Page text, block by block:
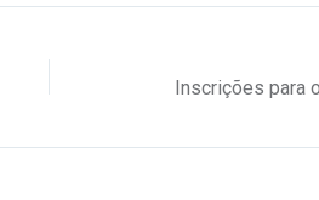
Inscrições para